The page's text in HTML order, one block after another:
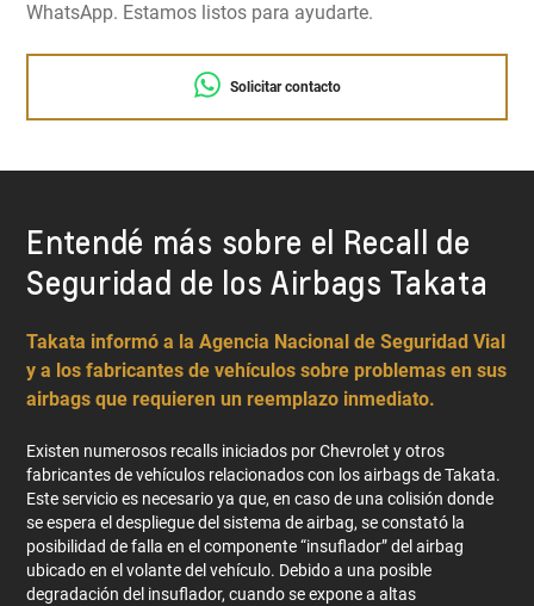
WhatsApp. Estamos listos para ayudarte.
Solicitar contacto
Entendé más sobre el Recall de
Seguridad de los Airbags Takata
Takata informó a la Agencia Nacional de Seguridad Vial
y a los fabricantes de vehículos sobre problemas en sus
airbags que requieren un reemplazo inmediato.
Existen numerosos recalls iniciados por Chevrolet y otros
fabricantes de vehículos relacionados con los airbags de Takata.
Este servicio es necesario ya que, en caso de una colisión donde
se espera el despliegue del sistema de airbag, se constató la
posibilidad de falla en el componente “insuflador” del airbag
ubicado en el volante del vehículo. Debido a una posible
degradación del insuflador, cuando se expone a altas